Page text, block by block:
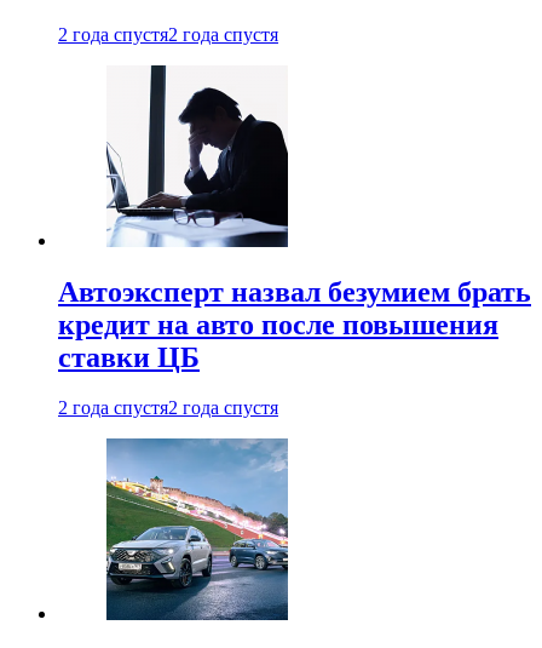
2 года спустя2 года спустя
Автоэксперт назвал безумием брать
кредит на авто после повышения
ставки ЦБ
2 года спустя2 года спустя